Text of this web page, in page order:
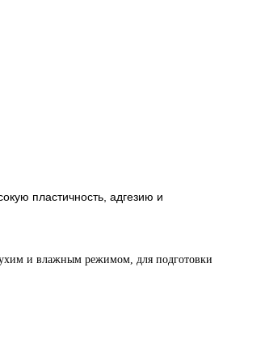
пластичность, адгезию и
и влажным режимом, для подготовки